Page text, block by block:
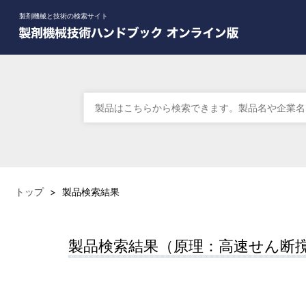
製剤機械と技術の検索サイト
トップ > 製品検索結果
製品検索結果（原理：高速せん断